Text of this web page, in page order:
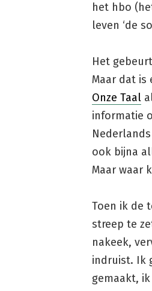
het hbo
leven ‘de
Het
Maar dat is
Onze Taal
informatie
ook bijna
Maar waar
Toen ik de
streep te
nakeek,
indruist. Ik
gemaakt,